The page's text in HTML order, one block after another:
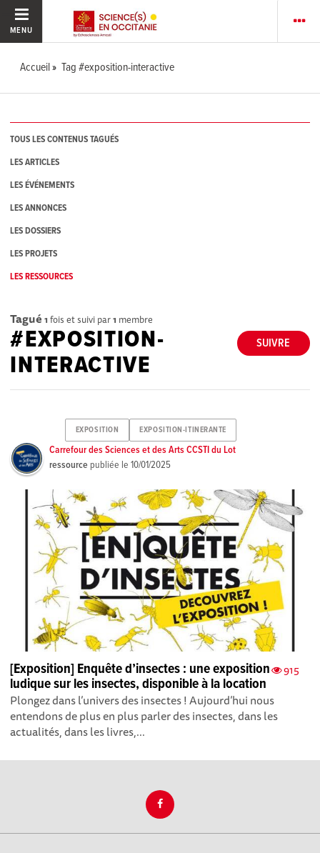
MENU
Accueil Tag #exposition-interactive
TOUS LES CONTENUS TAGUÉS
LES ARTICLES
LES ÉVÉNEMENTS
LES ANNONCES
LES DOSSIERS
LES PROJETS
LES RESSOURCES
Tagué 1 fois et suivi par1 membre
SUIVRE
#EXPOSITION-
INTERACTIVE
EXPOSITION EXPOSITION-ITINERANTE
Carrefour des Sciences et des Arts CCSTI du Lot
ressource publiée le10/01/2025
915
[Exposition] Enquête d’insectes : une exposition
ludique sur les insectes, disponible à la location
Plongez dans l’univers des insectes ! Aujourd’hui nous
entendons de plus en plus parler des insectes, dans les
actualités, dans les livres,...